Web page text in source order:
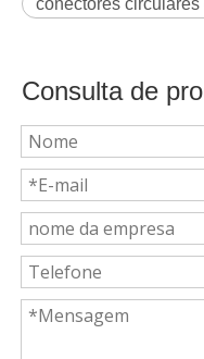
conectores circulares
Consulta de